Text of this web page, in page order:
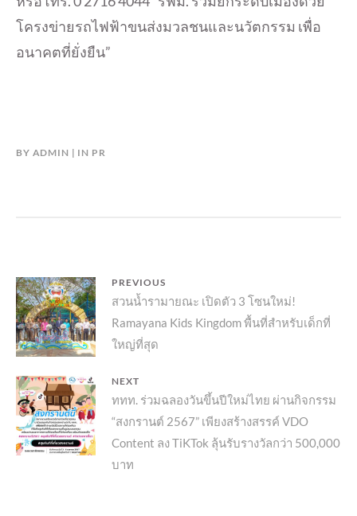
โครงข่ายรถไฟฟ้าขนส่งมวลชนและนวัตกรรม เพื่อ
อนาคตที่ยั่งยืน”
BY ADMIN IN PR
แนะแนว
เรื่อง
PREVIOUS
Previous
post:
สวนน้ำรามายณะ เปิดตัว 3 โซนใหม่!
Ramayana Kids Kingdom พื้นที่สำหรับเด็กที่
ใหญ่ที่สุด
NEXT
Next
post:
ททท. ร่วมฉลองวันขึ้นปีใหม่ไทย ผ่านกิจกรรม
“สงกรานต์ 2567” เพียงสร้างสรรค์ VDO
Content ลง TiKTok ลุ้นรับรางวัลกว่า 500,000
บาท